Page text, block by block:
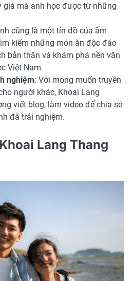
giá mà anh học được từ những
cũng là một tín đồ của ẩm
kiếm những món ăn độc đáo
bản thân và khám phá nền văn
Việt Nam.
nghiệm: Với mong muốn truyền
người khác, Khoai Lang
viết blog, làm video để chia sẻ
đã trải nghiệm.
Lang Thang